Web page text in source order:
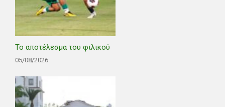
Το αποτέλεσμα του φιλικού
05/08/2026